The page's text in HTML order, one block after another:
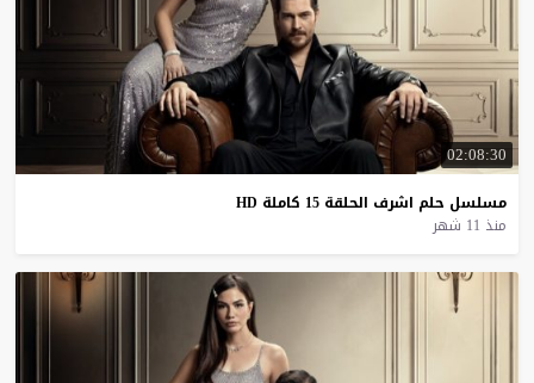
02:08:30
مسلسل حلم اشرف الحلقة 15 كاملة HD
منذ 11 شهر